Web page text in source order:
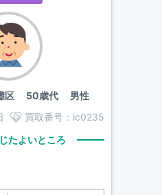
区50歳代 男性
買取番号： ic0235
たよいところ